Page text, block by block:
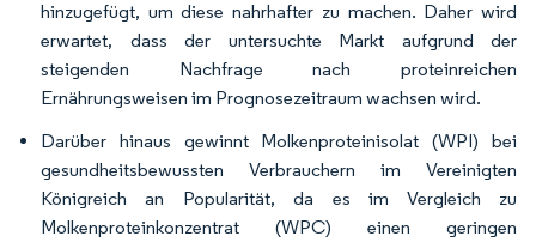
hinzugefügt, um diese nahrhafter zu machen. Daher wird
erwartet, dass der untersuchte Markt aufgrund der
steigenden Nachfrage nach proteinreichen
Ernährungsweisen im Prognosezeitraum wachsen wird.
Darüber hinaus gewinnt Molkenproteinisolat (WPI) bei
gesundheitsbewussten Verbrauchern im Vereinigten
Königreich an Popularität, da es im Vergleich zu
Molkenproteinkonzentrat (WPC) einen geringen